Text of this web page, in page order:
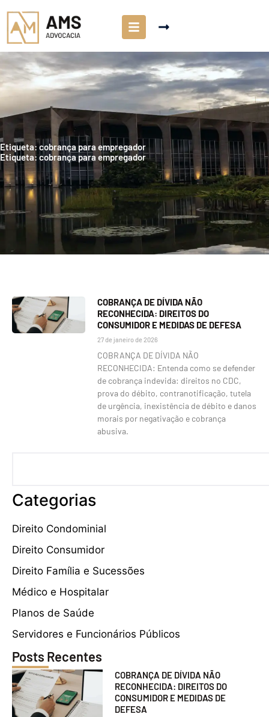
Etiqueta: cobrança para empregador
Etiqueta: cobrança para empregador
COBRANÇA DE DÍVIDA NÃO
RECONHECIDA: DIREITOS DO
CONSUMIDOR E MEDIDAS DE DEFESA
27 de janeiro de 2026
COBRANÇA DE DÍVIDA NÃO
RECONHECIDA: Entenda como se defender
de cobrança indevida: direitos no CDC,
prova do débito, contranotificação, tutela
de urgência, inexistência de débito e danos
morais por negativação e cobrança
abusiva.
Categorias
Direito Condominial
Direito Consumidor
Direito Família e Sucessões
Médico e Hospitalar
Planos de Saúde
Servidores e Funcionários Públicos
Posts Recentes
COBRANÇA DE DÍVIDA NÃO
RECONHECIDA: DIREITOS DO
CONSUMIDOR E MEDIDAS DE
DEFESA